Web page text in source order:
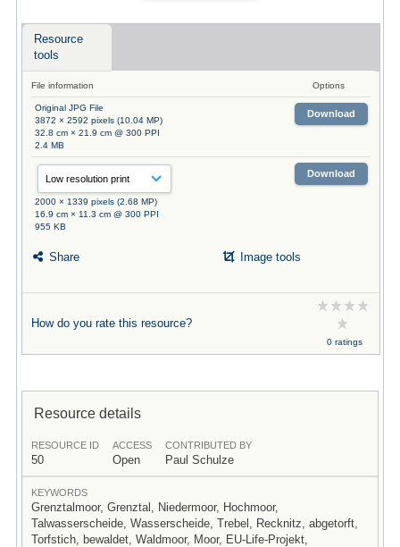
Resource
tools
File information Options
Original JPG File
3872 × 2592 pixels (10.04 MP)
32.8 cm × 21.9 cm @ 300 PPI
2.4 MB
Download
2000 × 1339 pixels (2.68 MP)
16.9 cm × 11.3 cm @ 300 PPI
955 KB
Download
Share Image tools
How do you rate this resource?
0 ratings
Resource details
RESOURCE ID
50
ACCESS
Open
CONTRIBUTED BY
Paul Schulze
KEYWORDS
Grenztalmoor, Grenztal, Niedermoor, Hochmoor,
Talwasserscheide, Wasserscheide, Trebel, Recknitz, abgetorft,
Torfstich, bewaldet, Waldmoor, Moor, EU-Life-Projekt,